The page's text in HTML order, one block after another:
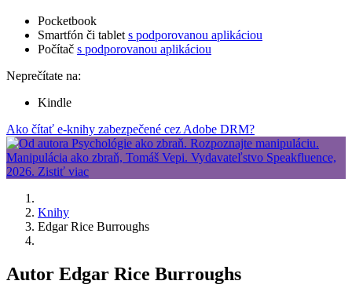
Pocketbook
Smartfón či tablet s podporovanou aplikáciou
Počítač s podporovanou aplikáciou
Neprečítate na:
Kindle
Ako čítať e-knihy zabezpečené cez Adobe DRM?
Knihy
Edgar Rice Burroughs
Autor Edgar Rice Burroughs